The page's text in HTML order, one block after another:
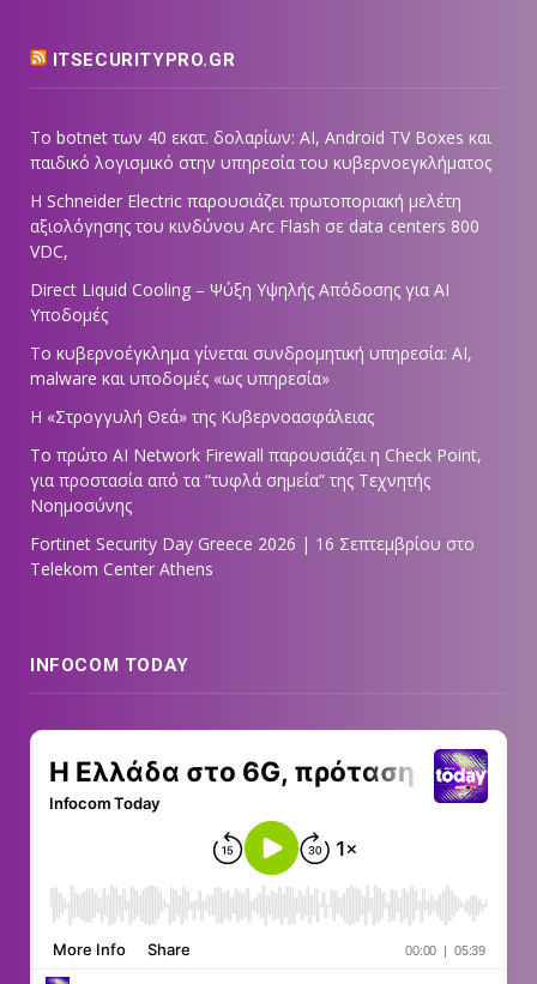
ITSECURITYPRO.GR
Το botnet των 40 εκατ. δολαρίων: AI, Android TV Boxes και
παιδικό λογισμικό στην υπηρεσία του κυβερνοεγκλήματος
Η Schneider Electric παρουσιάζει πρωτοποριακή μελέτη
αξιολόγησης του κινδύνου Arc Flash σε data centers 800
VDC,
Direct Liquid Cooling – Ψύξη Υψηλής Απόδοσης για AI
Υποδομές
Το κυβερνοέγκλημα γίνεται συνδρομητική υπηρεσία: AI,
malware και υποδομές «ως υπηρεσία»
Η «Στρογγυλή Θεά» της Κυβερνοασφάλειας
Tο πρώτο AI Network Firewall παρουσιάζει η Check Point,
για προστασία από τα “τυφλά σημεία” της Τεχνητής
Νοημοσύνης
Fortinet Security Day Greece 2026 | 16 Σεπτεμβρίου στο
Telekom Center Athens
INFOCOM TODAY